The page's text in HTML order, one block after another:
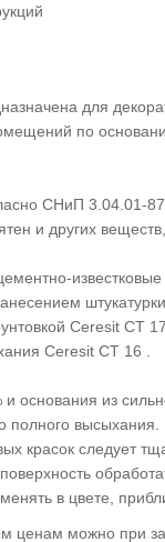
для
по
СНиП
и других
Ceresit CT
Ceresit CT 16 .
основания из
полного высыхания.
красок следует
в цвете,
ценам можно при